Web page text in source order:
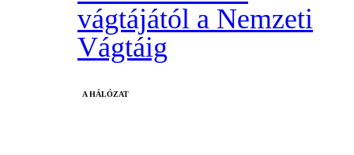
vágtájától a Nemzeti
Vágtáig
A HÁLÓZAT